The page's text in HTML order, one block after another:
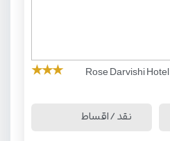
Rose Darvishi Hotel
★
★
★
نقد / اقساط